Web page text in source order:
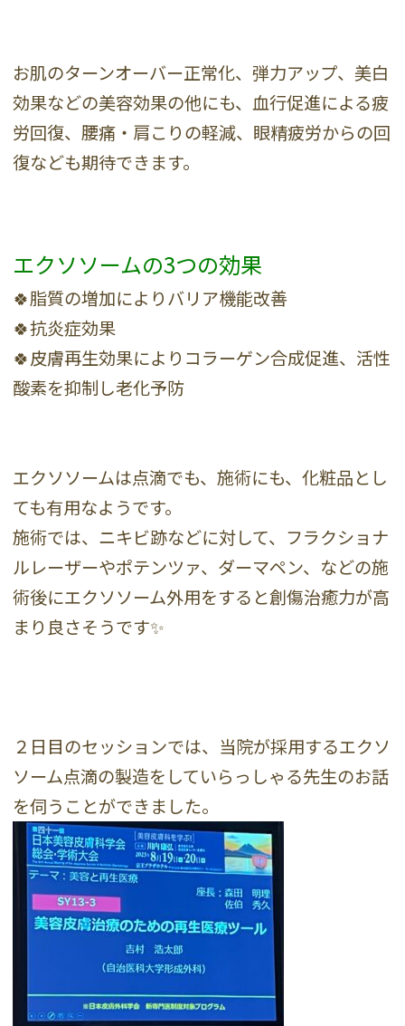
お肌のターンオーバー正常化、弾力アップ、美白
効果などの美容効果の他にも、血行促進による疲
労回復、腰痛・肩こりの軽減、眼精疲労からの回
復なども期待できます。
エクソソームの3つの効果
🍀脂質の増加によりバリア機能改善
🍀抗炎症効果
🍀皮膚再生効果によりコラーゲン合成促進、活性
酸素を抑制し老化予防
エクソソームは点滴でも、施術にも、化粧品とし
ても有用なようです。
施術では、ニキビ跡などに対して、フラクショナ
ルレーザーやポテンツァ、ダーマペン、などの施
術後にエクソソーム外用をすると創傷治癒力が高
まり良さそうです✨
２日目のセッションでは、当院が採用するエクソ
ソーム点滴の製造をしていらっしゃる先生のお話
を伺うことができました。